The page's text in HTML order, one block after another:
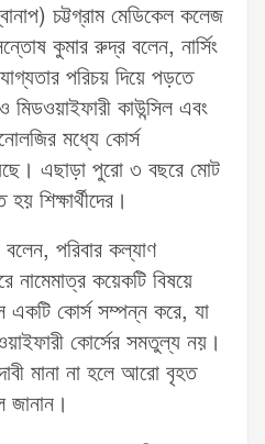
চট্টগ্রাম মেডিকেল কলেজ
কুমার রুদ্র বলেন, নার্সিং
পরিচয় দিয়ে পড়তে
মিডওয়াইফারী কাউন্সিল এবং
মধ্যে কোর্স
এছাড়া পুরো ৩ বছরে মোট
শিক্ষার্থীদের।
পরিবার কল্যাণ
নামেমাত্র কয়েকটি বিষয়ে
একটি কোর্স সম্পন্ন করে, যা
কোর্সের সমতুল্য নয়।
মানা না হলে আরো বৃহত
জানান।